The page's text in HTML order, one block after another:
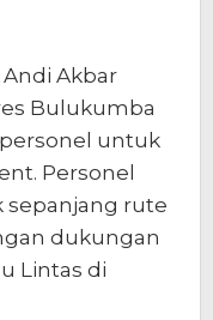
Akbar
Bulukumba
untuk
Personel
rute
dukungan
Lintas di